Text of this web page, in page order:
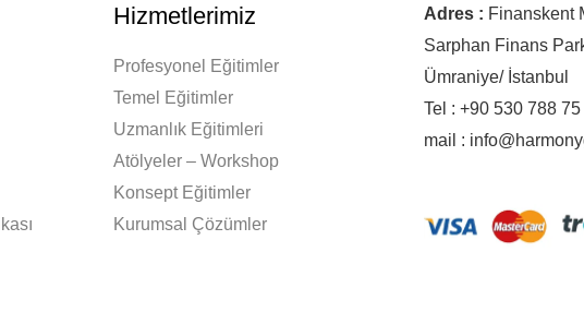
Hizmetlerimiz
Profesyonel Eğitimler
Temel Eğitimler
Uzmanlık Eğitimleri
Atölyeler – Workshop
Konsept Eğitimler
Kurumsal Çözümler
Adres : Finanskent
Sarphan Finans
Ümraniye/ İstanbul
Tel : +90 530 788
mail :